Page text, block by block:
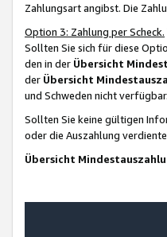
Zahlungsart angibst. Die
Option 3: Zahlung per Scheck.
Sollten Sie sich für diese
den in der Übersicht
der Übersicht
und Schweden nicht verfügbar.
Sollten Sie keine gültigen
oder die Auszahlung
Übersicht